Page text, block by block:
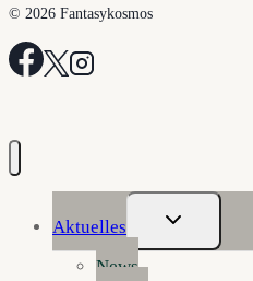
© 2026 Fantasykosmos
Aktuelles
Untermenü
Umschalten
News